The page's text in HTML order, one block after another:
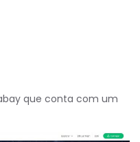
que conta com um